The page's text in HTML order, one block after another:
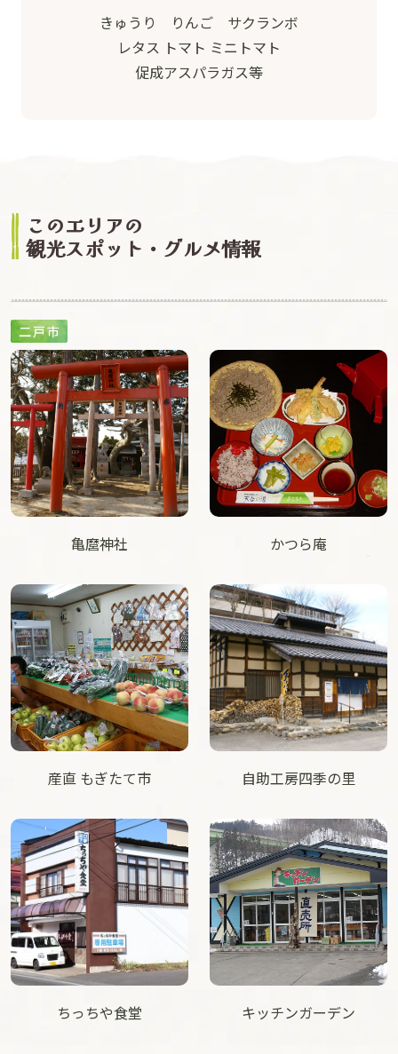
きゅうり りんご サクランボ
レタス トマト ミニトマト
促成アスパラガス等
このエリアの
観光スポット・グルメ情報
亀麿神社 かつら庵
産直 もぎたて市 自助工房四季の里
ちっちや食堂 キッチンガーデン